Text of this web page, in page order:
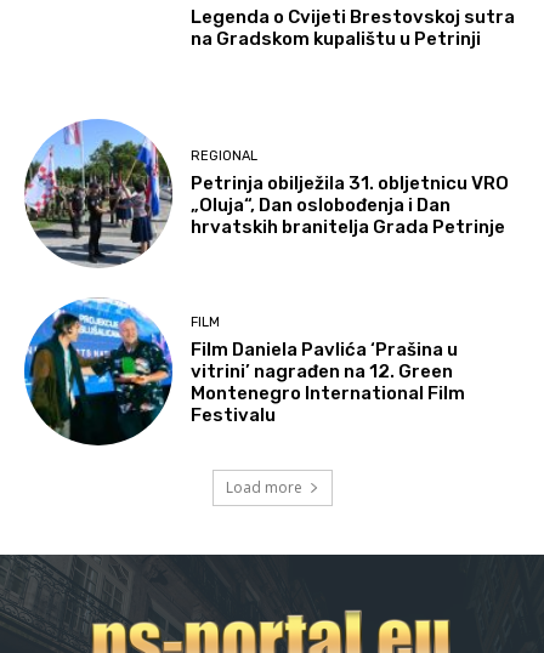
Legenda o Cvijeti Brestovskoj sutra
na Gradskom kupalištu u Petrinji
REGIONAL
Petrinja obilježila 31. obljetnicu VRO
„Oluja“, Dan oslobođenja i Dan
hrvatskih branitelja Grada Petrinje
FILM
Film Daniela Pavlića ‘Prašina u
vitrini’ nagrađen na 12. Green
Montenegro International Film
Festivalu
Load more